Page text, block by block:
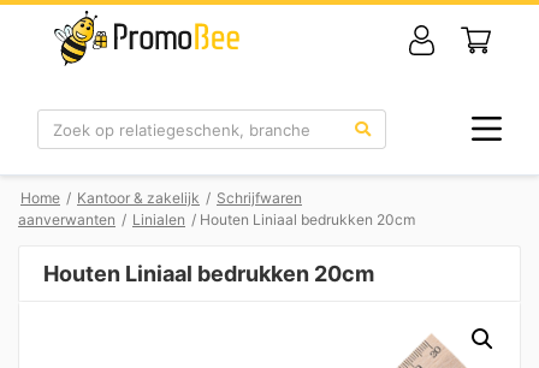
Zoek
Home / Kantoor & zakelijk / Schrijfwaren
aanverwanten / Linialen / Houten Liniaal bedrukken 20cm
Houten Liniaal bedrukken 20cm